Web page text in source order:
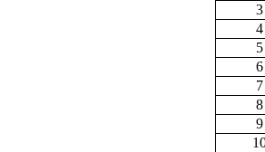
3
4
5
6
7
8
9